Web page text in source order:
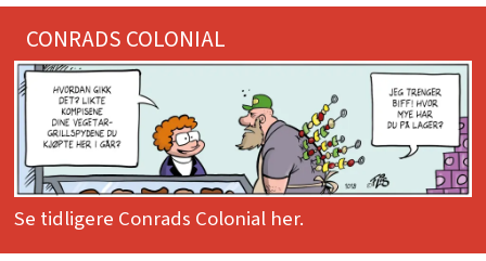
CONRADS COLONIAL
Se tidligere Conrads Colonial her.